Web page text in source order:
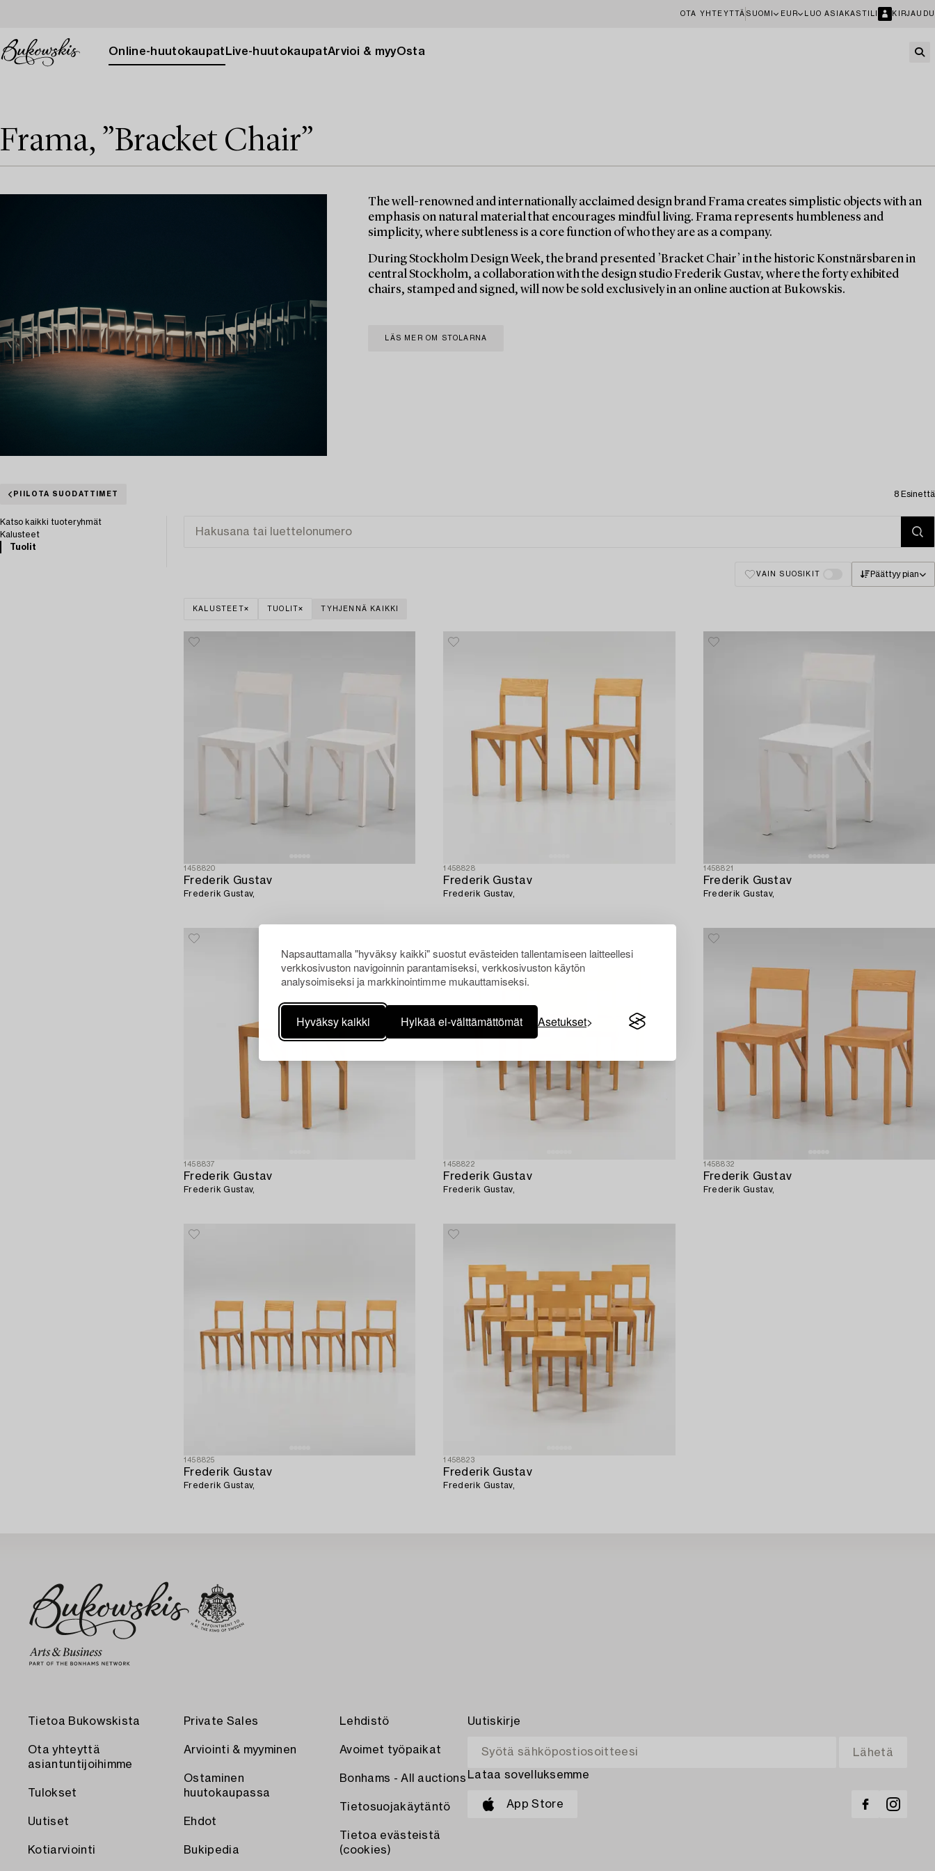
Napsauttamalla "hyväksy kaikki" suostut evästeiden tallentamiseen laitteellesi
verkkosivuston navigoinnin parantamiseksi, verkkosivuston käytön
analysoimiseksi ja markkinointimme mukauttamiseksi.
Hyväksy kaikki Hylkää ei-välttämättömät Asetukset
OTA YHTEYTTÄ SUOMI EUR LUO ASIAKASTILI KIRJAUDU
Online-huutokaupat Live-huutokaupatArvioi & myyOsta
Frama, ”Bracket Chair”
The well-renowned and internationally acclaimed design brand Frama creates simplistic objects with an
emphasis on natural material that encourages mindful living. Frama represents humbleness and
simplicity, where subtleness is a core function of who they are as a company.
During Stockholm Design Week, the brand presented ’Bracket Chair’ in the historic Konstnärsbaren in
central Stockholm, a collaboration with the design studio Frederik Gustav, where the forty exhibited
chairs, stamped and signed, will now be sold exclusively in an online auction at Bukowskis.
LÄS MER OM STOLARNA
PIILOTA SUODATTIMET 8 Esinettä
Katso kaikki tuoteryhmät
Kalusteet
Tuolit
VAIN SUOSIKIT Päättyy pian
KALUSTEET TUOLIT TYHJENNÄ KAIKKI
1458820
Frederik Gustav
Frederik Gustav,
1458828
Frederik Gustav
Frederik Gustav,
1458821
Frederik Gustav
Frederik Gustav,
1458837
Frederik Gustav
Frederik Gustav,
1458822
Frederik Gustav
Frederik Gustav,
1458832
Frederik Gustav
Frederik Gustav,
1458825
Frederik Gustav
Frederik Gustav,
1458823
Frederik Gustav
Frederik Gustav,
Tietoa Bukowskista
Ota yhteyttä
asiantuntijoihimme
Tulokset
Uutiset
Kotiarviointi
Private Sales
Arviointi & myyminen
Ostaminen
huutokaupassa
Ehdot
Bukipedia
Lehdistö
Avoimet työpaikat
Bonhams - All auctions
Tietosuojakäytäntö
Tietoa evästeistä
(cookies)
Uutiskirje
Lataa sovelluksemme
App Store